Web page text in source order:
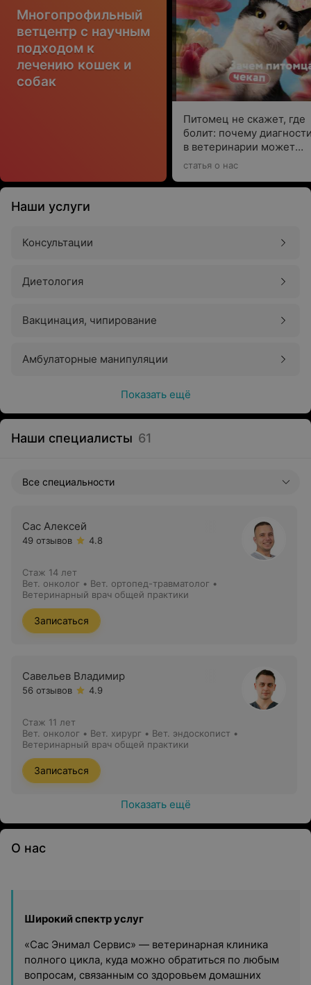
Многопрофильный
ветцентр с научным
подходом к
лечению кошек и
собак
Питомец не скажет, где
болит: почему
в ветеринарии может
спасти жизнь
статья о нас
Наши услуги
Консультации
Диетология
Вакцинация, чипирование
Амбулаторные манипуляции
Показать ещё
Наши специалисты 61
Все специальности
Сас Алексей
49 отзывов 4.8
Стаж 14 лет
Вет. онколог • Вет. ортопед-травматолог •
Ветеринарный врач общей практики
Записаться
Савельев Владимир
56 отзывов 4.9
Стаж 11 лет
Вет. онколог • Вет. хирург • Вет. эндоскопист •
Ветеринарный врач общей практики
Записаться
Показать ещё
О нас
Широкий спектр услуг
«Сас Энимал Сервис» — ветеринарная клиника
полного цикла, куда можно обратиться по любым
вопросам, связанным со здоровьем домашних